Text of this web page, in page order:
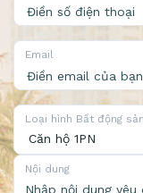
Email
Loại hình Bất động
Nội dung